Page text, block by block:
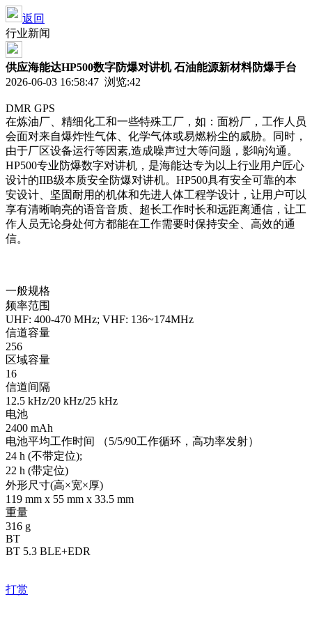
返回
行业新闻
供应海能达HP500数字防爆对讲机 石油能源新材料防爆手台
2026-06-03 16:58:47 浏览:42
DMR GPS
在炼油厂、精细化工和一些特殊工厂，如：面粉厂，工作人员
会面对来自爆炸性气体、化学气体或易燃粉尘的威胁。同时，
由于厂区设备运行等因素,造成噪声过大等问题，影响沟通。
HP500专业防爆数字对讲机，是海能达专为以上行业用户匠心
设计的IIB级本质安全防爆对讲机。HP500具有安全可靠的本
安设计、坚固耐用的机体和先进人体工程学设计，让用户可以
享有清晰响亮的语音音质、超长工作时长和远距离通信，让工
作人员无论身处何方都能在工作需要时保持安全、高效的通
信。
一般规格
频率范围
UHF: 400-470 MHz; VHF: 136~174MHz
信道容量
256
区域容量
16
信道间隔
12.5 kHz/20 kHz/25 kHz
电池
2400 mAh
电池平均工作时间 （5/5/90工作循环，高功率发射）
24 h (不带定位);
22 h (带定位)
外形尺寸(高×宽×厚)
119 mm x 55 mm x 33.5 mm
重量
316 g
BT
BT 5.3 BLE+EDR
打赏